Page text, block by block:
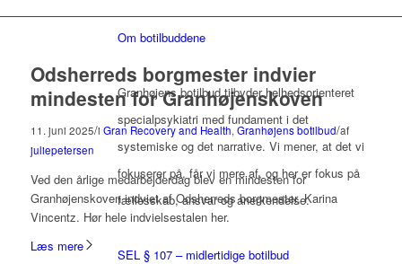
Om botilbuddene
Granhøjens botilbud tilbyder helhedsorienteret
specialpsykiatri med fundament i det
systemiske og det narrative. Vi mener, at det vi
fokuserer på, får vi mere af, og her er fokus på
fællesskab, ansvar og anerkendelse.
SEL § 107 – midlertidige botilbud
Odsherreds borgmester indvier
mindesten for Granhøjenskoven
11. juni 2025/i Gran Recovery and Health, Granhøjens botilbud/af
juliepetersen
Ved den årlige medarbejderdag blev en mindesten for
Granhøjenskoven indviet af Odsherreds borgmester, Karina
Vincentz. Hør hele indvielsestalen her.
Læs mere